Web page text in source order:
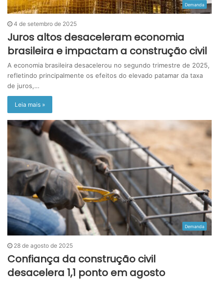
Demanda
4 de setembro de 2025
Juros altos desaceleram economia
brasileira e impactam a construção civil
A economia brasileira desacelerou no segundo trimestre de 2025,
refletindo principalmente os efeitos do elevado patamar da taxa
de juros,…
Leia mais »
Demanda
28 de agosto de 2025
Confiança da construção civil
desacelera 1,1 ponto em agosto